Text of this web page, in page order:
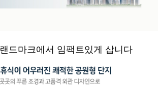
드마크에서 임팩트있게 삽니다